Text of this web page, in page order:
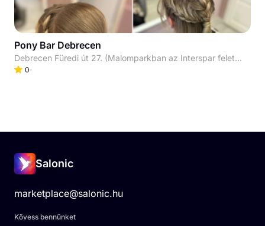
Pony Bar Debrecen
Debrecen Füredi út 27. (Malomparkban az Interspar felett az emeleten)
0
Salonic
marketplace@salonic.hu
Kövess bennünket